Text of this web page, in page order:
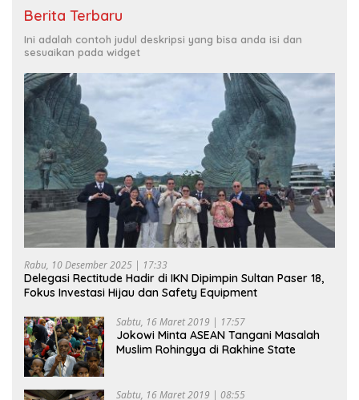
Berita Terbaru
Ini adalah contoh judul deskripsi yang bisa anda isi dan
sesuaikan pada widget
Rabu, 10 Desember 2025 | 17:33
Delegasi Rectitude Hadir di IKN Dipimpin Sultan Paser 18,
Fokus Investasi Hijau dan Safety Equipment
Sabtu, 16 Maret 2019 | 17:57
Jokowi Minta ASEAN Tangani Masalah
Muslim Rohingya di Rakhine State
Sabtu, 16 Maret 2019 | 08:55